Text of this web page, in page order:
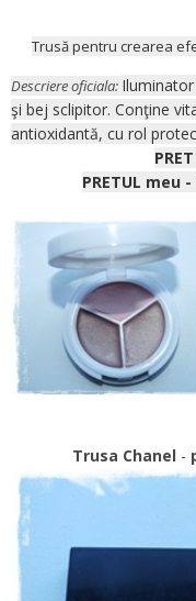
Trusă pentru crearea
Descriere oficiala:
şi bej sclipitor. Conţine
antioxidantă, cu rol
PRETUL meu
Trusa Chanel -